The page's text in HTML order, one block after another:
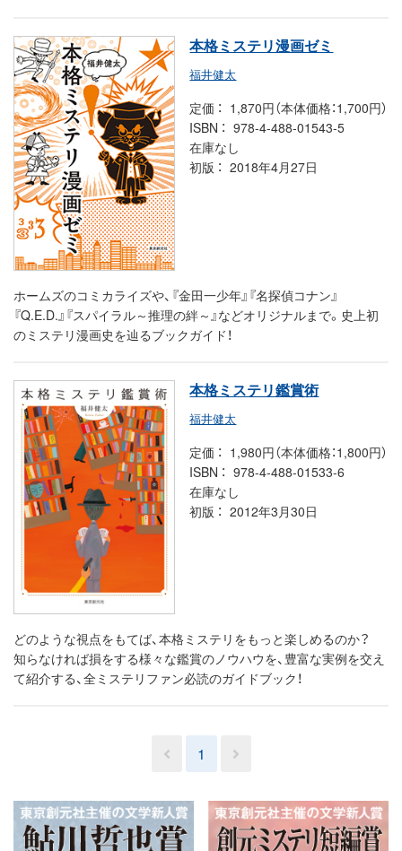
本格ミステリ漫画ゼミ
福井健太
定価
1,870円（本体価格：1,700円）
ISBN
978-4-488-01543-5
在庫なし
初版
2018年4月27日
ホームズのコミカライズや、『金田一少年』『名探偵コナン』
『Q.E.D.』『スパイラル～推理の絆～』などオリジナルまで。史上初
のミステリ漫画史を辿るブックガイド！
本格ミステリ鑑賞術
福井健太
定価
1,980円（本体価格：1,800円）
ISBN
978-4-488-01533-6
在庫なし
初版
2012年3月30日
どのような視点をもてば、本格ミステリをもっと楽しめるのか？
知らなければ損をする様々な鑑賞のノウハウを、豊富な実例を交え
て紹介する、全ミステリファン必読のガイドブック！
1